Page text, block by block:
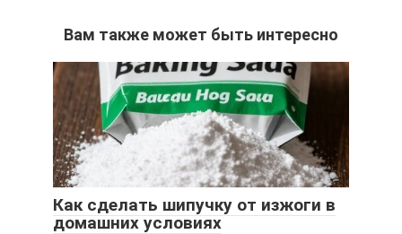
Вам также может быть интересно
Как сделать шипучку от изжоги в
домашних условиях